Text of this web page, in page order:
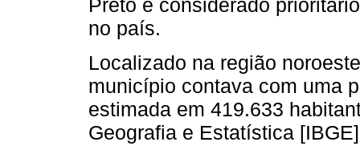
Preto e considerado
no país.
Localizado na região
município contava com uma
estimada em 419.633
Geografia e Estatística